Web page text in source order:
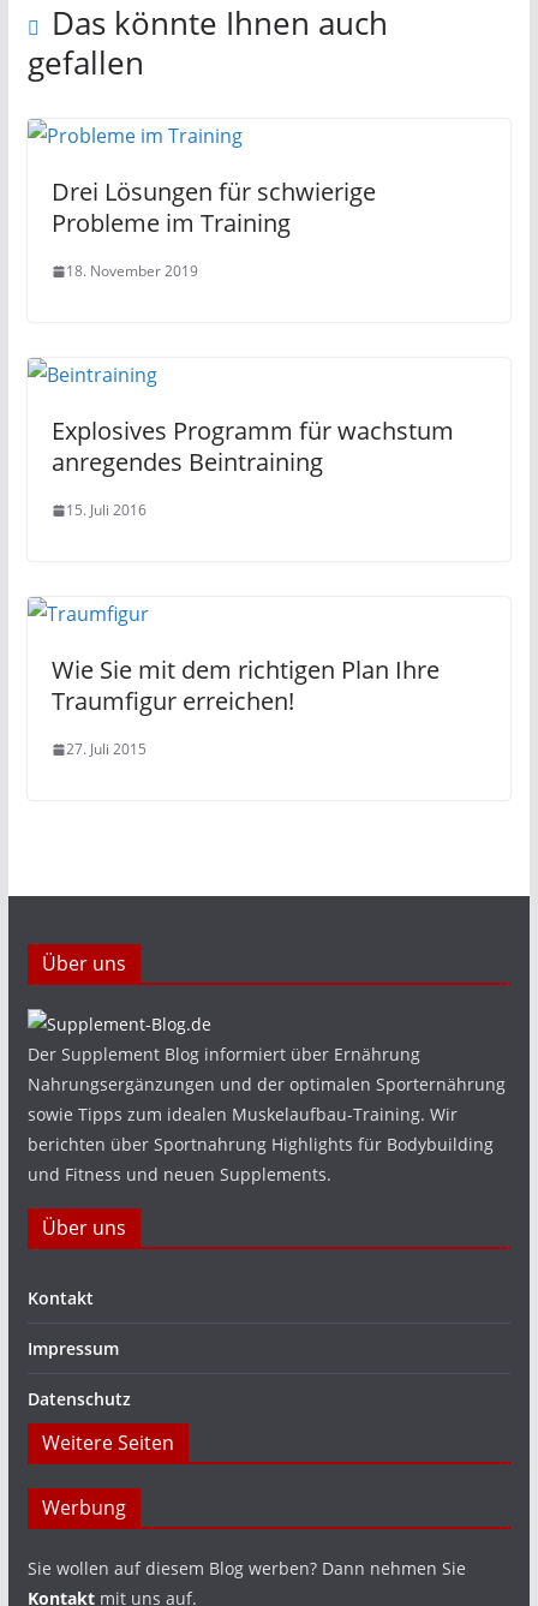
Das könnte Ihnen auch
gefallen
Drei Lösungen für schwierige
Probleme im Training
18. November 2019
Explosives Programm für wachstum
anregendes Beintraining
15. Juli 2016
Wie Sie mit dem richtigen Plan Ihre
Traumfigur erreichen!
27. Juli 2015
Über uns
Der Supplement Blog informiert über Ernährung
Nahrungsergänzungen und der optimalen Sporternährung
sowie Tipps zum idealen Muskelaufbau-Training. Wir
berichten über Sportnahrung Highlights für Bodybuilding
und Fitness und neuen Supplements.
Über uns
Kontakt
Impressum
Datenschutz
Weitere Seiten
Werbung
Sie wollen auf diesem Blog werben? Dann nehmen Sie
Kontaktmit uns auf.